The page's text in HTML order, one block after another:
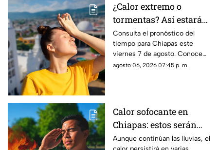
¿Calor extremo o
tormentas? Así estará
el clima este viernes 7
de agosto en Chiapas
Consulta el pronóstico del
tiempo para Chiapas este
viernes 7 de agosto. Conoce
las regiones con probabilidad
agosto 06, 2026 07:45 p. m.
Calor sofocante en
Chiapas: estos serán
los municipios con las
Aunque continúan las lluvias, el